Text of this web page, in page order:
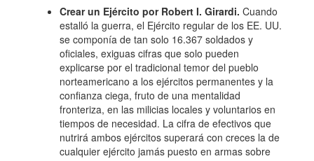
Crear un Ejército por Robert I. Girardi. Cuando
estalló la guerra, el Ejército regular de los EE. UU.
se componía de tan solo 16.367 soldados y
oficiales, exiguas cifras que solo pueden
explicarse por el tradicional temor del pueblo
norteamericano a los ejércitos permanentes y la
confianza ciega, fruto de una mentalidad
fronteriza, en las milicias locales y voluntarios en
tiempos de necesidad. La cifra de efectivos que
nutrirá ambos ejércitos superará con creces la de
cualquier ejército jamás puesto en armas sobre